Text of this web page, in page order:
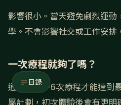
影響很小。當天避免劇烈運動
學。不會影響社交或工作安排
一次療程就夠了嗎？
通常需要3-6次療程才能達到
屬計劃，初次體驗後會有更明
目錄